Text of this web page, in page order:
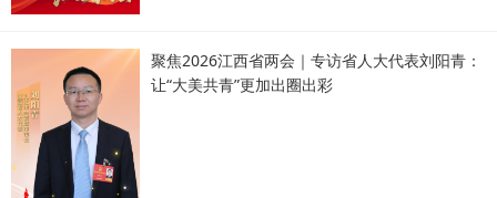
聚焦2026江西省两会｜专访省人大代表刘阳青：
让“大美共青”更加出圈出彩